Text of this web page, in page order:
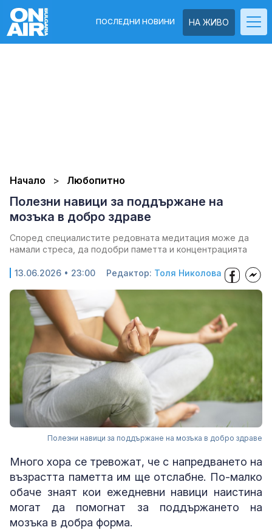
НА ЖИВО
ПОСЛЕДНИ НОВИНИ
Начало Любопитно
Полезни навици за поддържане на
мозъка в добро здраве
Според специалистите редовната медитация може да
намали стреса, да подобри паметта и концентрацията
13.06.2026 • 23:00 Редактор: Толя Николова
Полезни навици за поддържане на мозъка в добро здраве
Много хора се тревожат, че с напредването на
възрастта паметта им ще отслабне. По-малко
обаче знаят кои ежедневни навици наистина
могат да помогнат за поддържането на
мозъка в добра форма.